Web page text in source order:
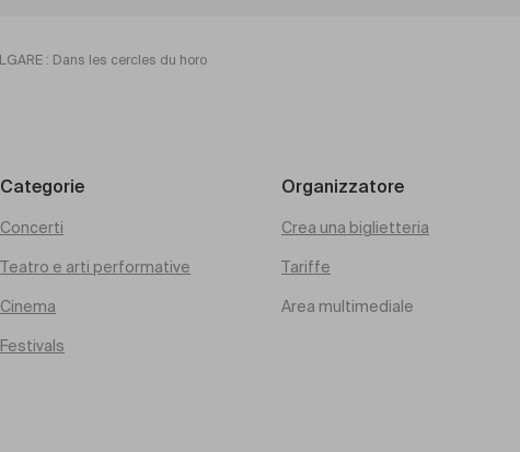
: Dans les cercles du horo
Categorie
Concerti
Teatro e arti performative
Cinema
Festivals
Organizzatore
Crea una biglietteria
Tariffe
Area multimediale